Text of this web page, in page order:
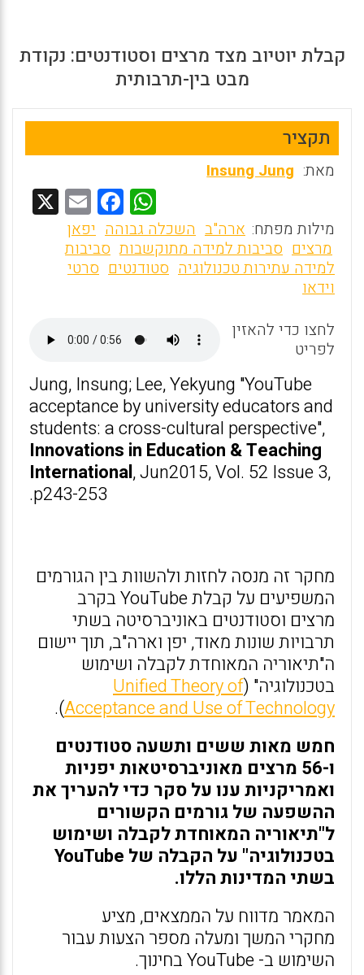
קבלת יוטיוב מצד מרצים וסטודנטים: נקודת
מבט בין-תרבותית
תקציר
מאת: Insung Jung
W
h
at
s
p
F
a
ce
b
o
k
E
m
ai
מילות מפתח: ארה"ב השכלה גבוהה יפאן
מרצים סביבות למידה מתוקשבות סביבות
למידה עתירות טכנולוגיה סטודנטים סרטי
וידאו
לחצו כדי להאזין
לפריט
Jung, Insung; Lee, Yekyung "YouTube
acceptance by university educators and
students: a cross-cultural perspective",
Innovations in Education & Teaching
International, Jun2015, Vol. 52 Issue 3,
p243-253.
מחקר זה מנסה לחזות ולהשוות בין הגורמים
המשפיעים על קבלת YouTube בקרב
מרצים וסטודנטים באוניברסיטה בשתי
תרבויות שונות מאוד, יפן וארה"ב, תוך יישום
ה"תיאוריה המאוחדת לקבלה ושימוש
בטכנולוגיה" (Unified Theory of
Acceptance and Use of Technology
).
חמש מאות ששים ותשעה סטודנטים
ו-56 מרצים מאוניברסיטאות יפניות
ואמריקניות ענו על סקר כדי להעריך את
ההשפעה של גורמים הקשורים
ל"תיאוריה המאוחדת לקבלה ושימוש
בטכנולוגיה" על הקבלה של YouTube
בשתי המדינות הללו.
המאמר מדווח על הממצאים, מציע
מחקרי המשך ומעלה מספר הצעות עבור
השימוש ב- YouTube בחינוך.